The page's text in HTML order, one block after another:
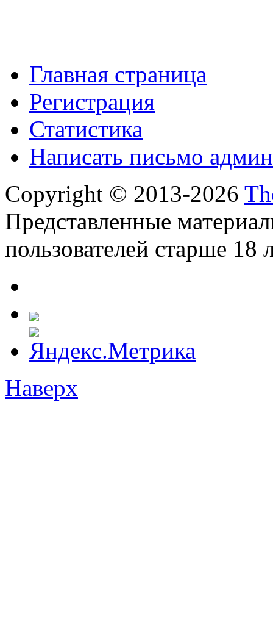
Главная страница
Регистрация
Статистика
Написать письмо
Copyright © 2013-2026
Представленные
пользователей старше 18
Наверх